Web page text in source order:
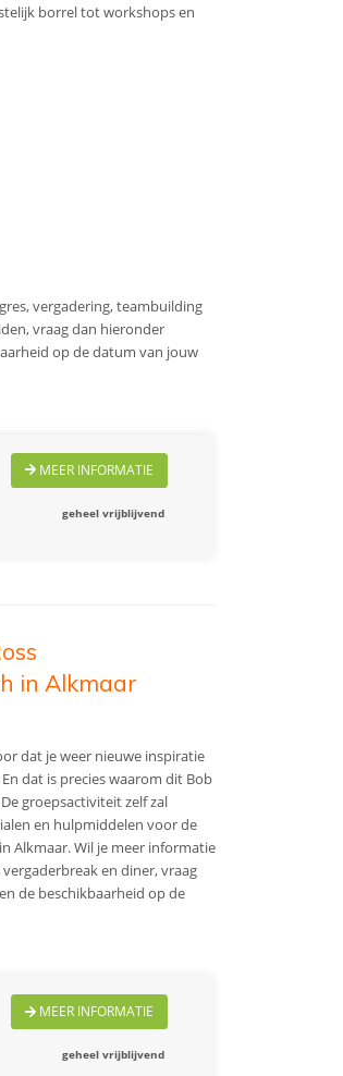
borrel tot workshops en
vergadering, teambuilding
vraag dan hieronder
op de datum van jouw
MEER INFORMATIE
geheel vrijblijvend
in Alkmaar
dat je weer nieuwe inspiratie
dat is precies waarom dit Bob
De groepsactiviteit zelf zal
en hulpmiddelen voor de
Alkmaar. Wil je meer informatie
en diner, vraag
de beschikbaarheid op de
MEER INFORMATIE
geheel vrijblijvend